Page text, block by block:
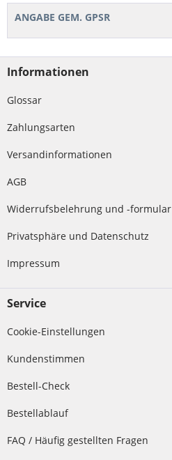
ANGABE GEM. GPSR
Informationen
Glossar
Zahlungsarten
Versandinformationen
AGB
Widerrufsbelehrung und -formular
Privatsphäre und Datenschutz
Impressum
Service
Cookie-Einstellungen
Kundenstimmen
Bestell-Check
Bestellablauf
FAQ / Häufig gestellten Fragen